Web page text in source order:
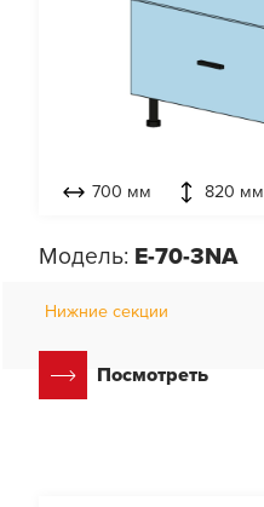
700 мм 820 мм
Модель: E-70-3NA
Нижние секции
Посмотреть